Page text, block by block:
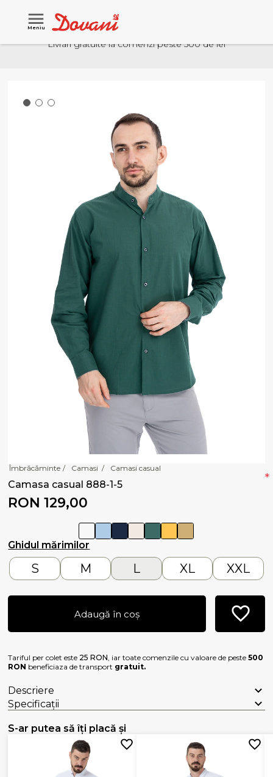
Meniu
Livrari gratuite la comenzi peste 500 de lei
Îmbrăcăminte / Camasi / Camasi casual
Camasa casual 888-1-5
RON 129,00
Ghidul mărimilor
*
S M L XL XXL
Adaugă în coș
Tariful per colet este 25 RON, iar toate comenzile cu valoare de peste500
RON beneficiaza de transport gratuit.
Descriere
Specificații
S-ar putea să îți placă și